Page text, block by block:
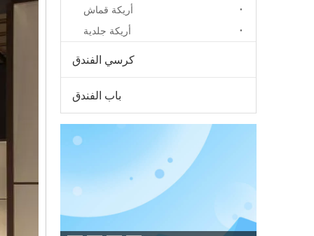
أريكة قماش
أريكة جلدية
كرسي الفندق
باب الفندق